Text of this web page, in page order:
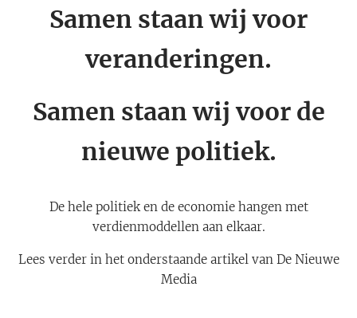
Samen staan wij voor
veranderingen.
Samen staan wij voor de
nieuwe politiek.
De hele politiek en de economie hangen met
verdienmoddellen aan elkaar.
Lees verder in het onderstaande artikel van De Nieuwe
Media